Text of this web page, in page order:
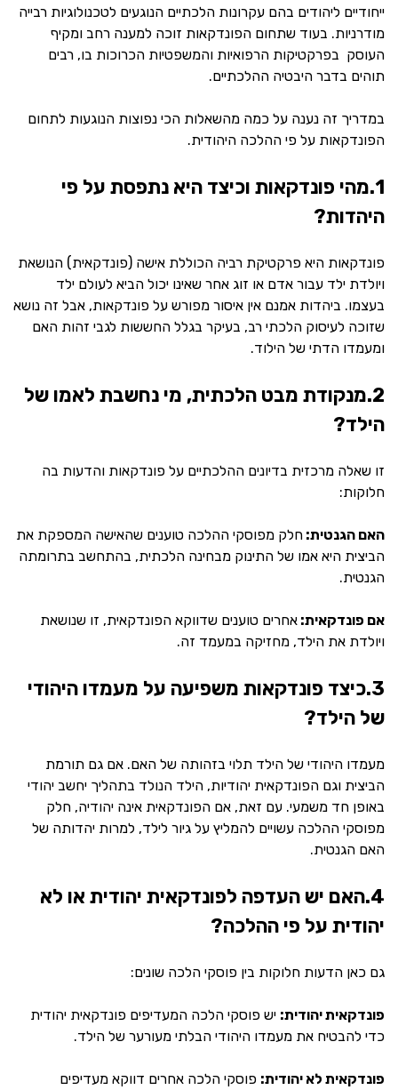
ייחודיים ליהודים בהם עקרונות הלכתיים הנוגעים לטכנולוגיות רבייה
מודרניות. בעוד שתחום הפונדקאות זוכה למענה רחב ומקיף
העוסק בפרקטיקות הרפואיות והמשפטיות הכרוכות בו, רבים
תוהים בדבר היבטיה ההלכתיים.
במדריך זה נענה על כמה מהשאלות הכי נפוצות הנוגעות לתחום
הפונדקאות על פי ההלכה היהודית.
1.מהי פונדקאות וכיצד היא נתפסת על פי
היהדות?
פונדקאות היא פרקטיקת רביה הכוללת אישה (פונדקאית) הנושאת
ויולדת ילד עבור אדם או זוג אחר שאינו יכול הביא לעולם ילד
בעצמו. ביהדות אמנם אין איסור מפורש על פונדקאות, אבל זה נושא
שזוכה לעיסוק הלכתי רב, בעיקר בגלל החששות לגבי זהות האם
ומעמדו הדתי של הילוד.
2.מנקודת מבט הלכתית, מי נחשבת לאמו של
הילד?
זו שאלה מרכזית בדיונים ההלכתיים על פונדקאות והדעות בה
חלוקות:
האם הגנטית: חלק מפוסקי ההלכה טוענים שהאישה המספקת את
הביצית היא אמו של התינוק מבחינה הלכתית, בהתחשב בתרומתה
הגנטית.
אם פונדקאית: אחרים טוענים שדווקא הפונדקאית, זו שנושאת
ויולדת את הילד, מחזיקה במעמד זה.
3.כיצד פונדקאות משפיעה על מעמדו היהודי
של הילד?
מעמדו היהודי של הילד תלוי בזהותה של האם. אם גם תורמת
הביצית וגם הפונדקאית יהודיות, הילד הנולד בתהליך יחשב יהודי
באופן חד משמעי. עם זאת, אם הפונדקאית אינה יהודיה, חלק
מפוסקי ההלכה עשויים להמליץ על גיור לילד, למרות יהדותה של
האם הגנטית.
4.האם יש העדפה לפונדקאית יהודית או לא
יהודית על פי ההלכה?
גם כאן הדעות חלוקות בין פוסקי הלכה שונים:
פונדקאית יהודית: יש פוסקי הלכה המעדיפים פונדקאית יהודית
כדי להבטיח את מעמדו היהודי הבלתי מעורער של הילד.
פונדקאית לא יהודית: פוסקי הלכה אחרים דווקא מעדיפים